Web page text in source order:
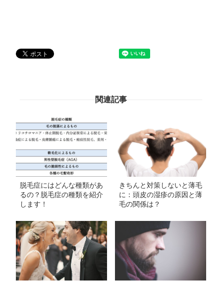
関連記事
脱毛症にはどんな種類があ
るの？脱毛症の種類を紹介
します！
きちんと対策しないと薄毛
に：頭皮の湿疹の原因と薄
毛の関係は？